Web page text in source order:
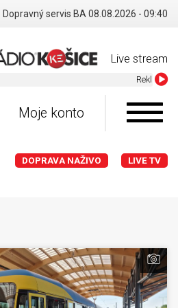
Dopravný servis BA 08.08.2026 - 09:40
Live stream
Reklama v Radiu Kosice -
Moje konto
DOPRAVA NAŽIVO LIVE TV